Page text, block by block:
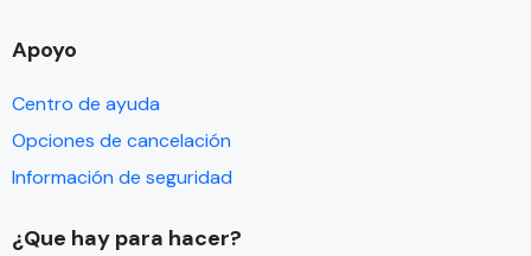
Apoyo
Centro de ayuda
Opciones de cancelación
Información de seguridad
¿Que hay para hacer?